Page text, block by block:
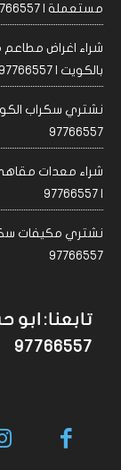
مستعملة | 97766557
شراء اغراض
بالكويت | 97766557
نشتري سكراب
97766557
شراء معدات
| 97766557
نشتري مكيفات
97766557
تابعنا:
97766557